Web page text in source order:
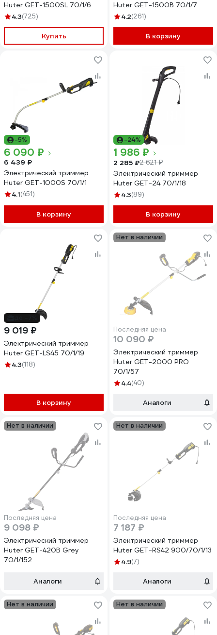
Huter GET-1500SL 70/1/6
4.3(725)
Купить
Huter GET-1500B 70/1/7
4.2(261)
В корзину
-5%
6 090 ₽
6 439 ₽
Электрический триммер
Huter GET-1000S 70/1/1
4.1(451)
В корзину
-24%
1 986 ₽
2 285 ₽2 621 ₽
Электрический триммер
Huter GET-24 70/1/18
4.3(89)
В корзину
9 019 ₽
Электрический триммер
Huter GET-LS45 70/1/19
4.3(118)
В корзину
Нет в наличии
Последняя цена
10 090 ₽
Электрический триммер
Huter GET-2000 PRO
70/1/57
4.4(40)
Аналоги
Нет в наличии
Последняя цена
9 098 ₽
Электрический триммер
Huter GET-420B Grey
70/1/152
Аналоги
Нет в наличии
Последняя цена
7 187 ₽
Электрический триммер
Huter GET-RS42 900/70/1/13
4.9(7)
Аналоги
Нет в наличии Нет в наличии